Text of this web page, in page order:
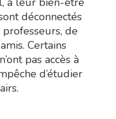
déconnectés
de
Certains
pas accès à
d’étudier